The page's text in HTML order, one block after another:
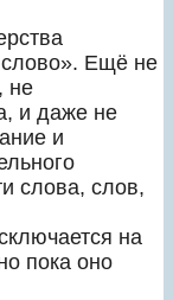
слово». Ещё не
не
и даже не
и
слова, слов,
на
пока оно